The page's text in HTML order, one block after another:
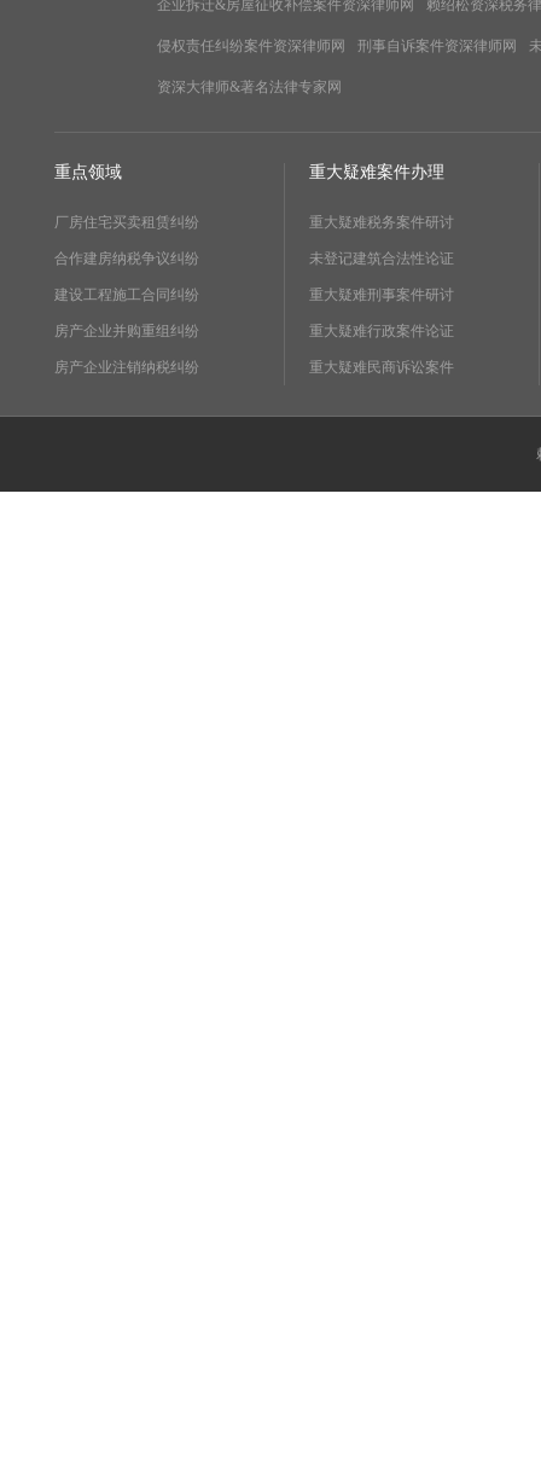
企业拆迁&房屋征收补偿案件资深律师网 赖绍松资深税务
侵权责任纠纷案件资深律师网 刑事自诉案件资深律师网
资深大律师&著名法律专家网
重点领域
厂房住宅买卖租赁纠纷
合作建房纳税争议纠纷
建设工程施工合同纠纷
房产企业并购重组纠纷
房产企业注销纳税纠纷
重大疑难案件办理
重大疑难税务案件研讨
未登记建筑合法性论证
重大疑难刑事案件研讨
重大疑难行政案件论证
重大疑难民商诉讼案件